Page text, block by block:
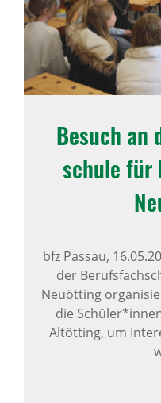
Besuch
schule für
bfz Passau,
der
Neuötting
die
Altötting, um